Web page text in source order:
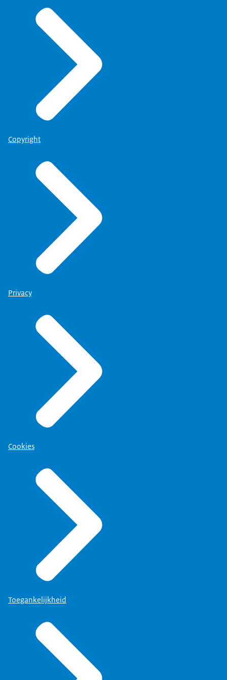
Copyright
Privacy
Cookies
Toegankelijkheid